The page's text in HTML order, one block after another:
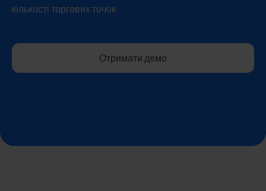
кількості торгових точок
Отримати демо